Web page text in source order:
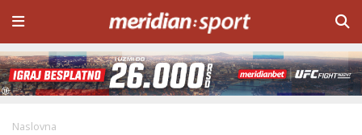
Naslovna